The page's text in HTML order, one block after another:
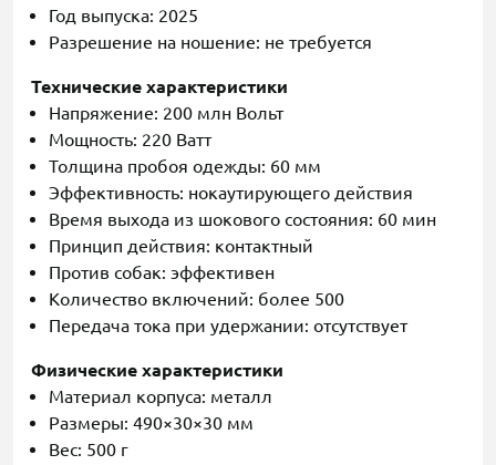
Год выпуска: 2025
Разрешение на ношение: не требуется
Технические характеристики
Напряжение: 200 млн Вольт
Мощность: 220 Ватт
Толщина пробоя одежды: 60 мм
Эффективность: нокаутирующего действия
Время выхода из шокового состояния: 60 мин
Принцип действия: контактный
Против собак: эффективен
Количество включений: более 500
Передача тока при удержании: отсутствует
Физические характеристики
Материал корпуса: металл
Размеры: 490×30×30 мм
Вес: 500 г